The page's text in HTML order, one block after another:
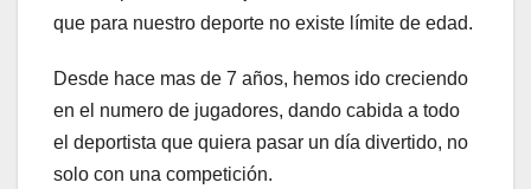
que para nuestro deporte no existe límite de edad.
Desde hace mas de 7 años, hemos ido creciendo
en el numero de jugadores, dando cabida a todo
el deportista que quiera pasar un día divertido, no
solo con una competición.